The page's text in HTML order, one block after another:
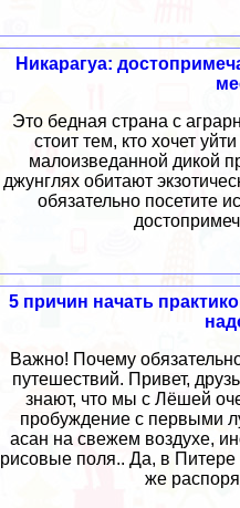
Никарагуа:
Это бедная страна с
стоит тем, кто хочет
малоизведанной дикой
джунглях обитают
обязательно посетите
5 причин начать
Важно! Почему
путешествий. Привет,
знают, что мы с Лёшей
пробуждение с первыми
асан на свежем воздухе,
рисовые поля.. Да, в Питере
же